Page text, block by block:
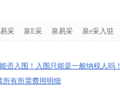
采 泉E采 泉易采 泉e采入驻
否入围！入围只能是一般纳税人吗！
所有所需费用明细